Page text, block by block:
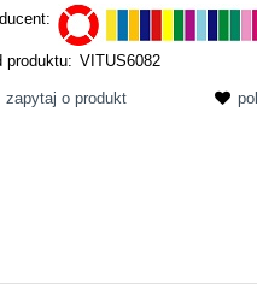
produktu: VITUS6082
zapytaj o produkt